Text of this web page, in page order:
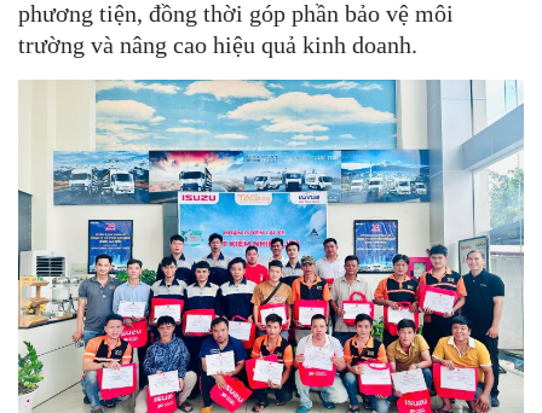
phương tiện, đồng thời góp phần bảo vệ môi
trường và nâng cao hiệu quả kinh doanh.